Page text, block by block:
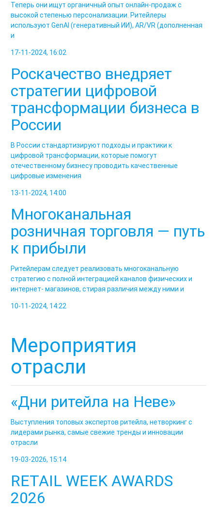
Теперь они ищут органичный опыт онлайн-продаж с
высокой степенью персонализации. Ритейлеры
используют GenAI (генеративный ИИ), AR/VR (дополненная
и
17-11-2024, 16:02
Роскачество внедряет
стратегии цифровой
трансформации бизнеса в
России
В России стандартизируют подходы и практики к
цифровой трансформации, которые помогут
отечественному бизнесу проводить качественные
цифровые изменения
13-11-2024, 14:00
Многоканальная
розничная торговля — путь
к прибыли
Ритейлерам следует реализовать многоканальную
стратегию с полной интеграцией каналов физических и
интернет- магазинов, стирая различия между ними и
10-11-2024, 14:22
Мероприятия
отрасли
«Дни ритейла на Неве»
Выступления топовых экспертов ритейла, нетворкинг с
лидерами рынка, самые свежие тренды и инновации
отрасли
19-03-2026, 15:14
RETAIL WEEK AWARDS
2026